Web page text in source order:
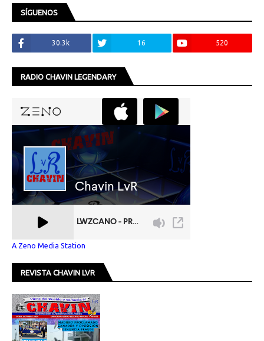
SÍGUENOS
30.3k 16 520
RADIO CHAVIN LEGENDARY
A Zeno Media Station
REVISTA CHAVIN LVR